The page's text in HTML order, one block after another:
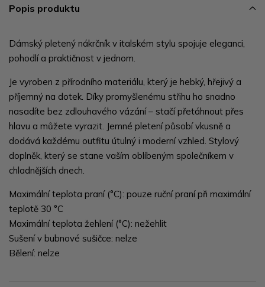
Popis produktu
Dámský pletený nákrčník v italském stylu spojuje eleganci,
pohodlí a praktičnost v jednom.
Je vyroben z přírodního materiálu, který je hebký, hřejivý a
příjemný na dotek. Díky promyšlenému střihu ho snadno
nasadíte bez zdlouhavého vázání – stačí přetáhnout přes
hlavu a můžete vyrazit. Jemné pletení působí vkusně a
dodává každému outfitu útulný i moderní vzhled. Stylový
doplněk, který se stane vaším oblíbeným společníkem v
chladnějších dnech.
Maximální teplota praní (°C): pouze ruční praní při maximální
teplotě 30 °C
Maximální teplota žehlení (°C): nežehlit
Sušení v bubnové sušičce: nelze
Bělení: nelze